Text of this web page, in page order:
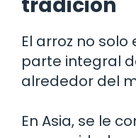
El arroz no
parte integral
alrededor del
En Asia, se le